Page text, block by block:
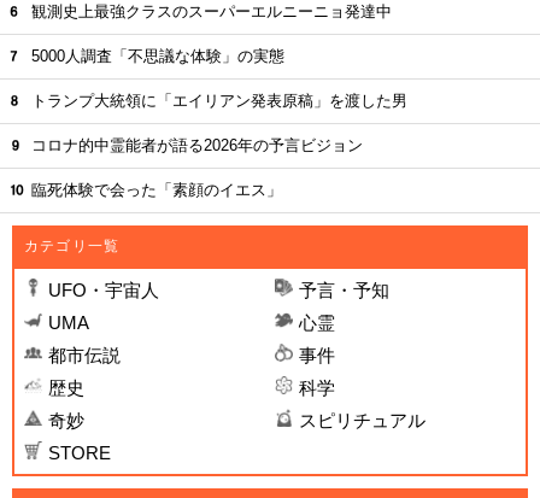
観測史上最強クラスのスーパーエルニーニョ発達中
5000人調査「不思議な体験」の実態
トランプ大統領に「エイリアン発表原稿」を渡した男
コロナ的中霊能者が語る2026年の予言ビジョン
臨死体験で会った「素顔のイエス」
カテゴリ一覧
UFO・宇宙人
予言・予知
UMA
心霊
都市伝説
事件
歴史
科学
奇妙
スピリチュアル
STORE